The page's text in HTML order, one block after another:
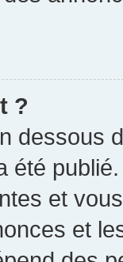
?
dessous
été
et
et